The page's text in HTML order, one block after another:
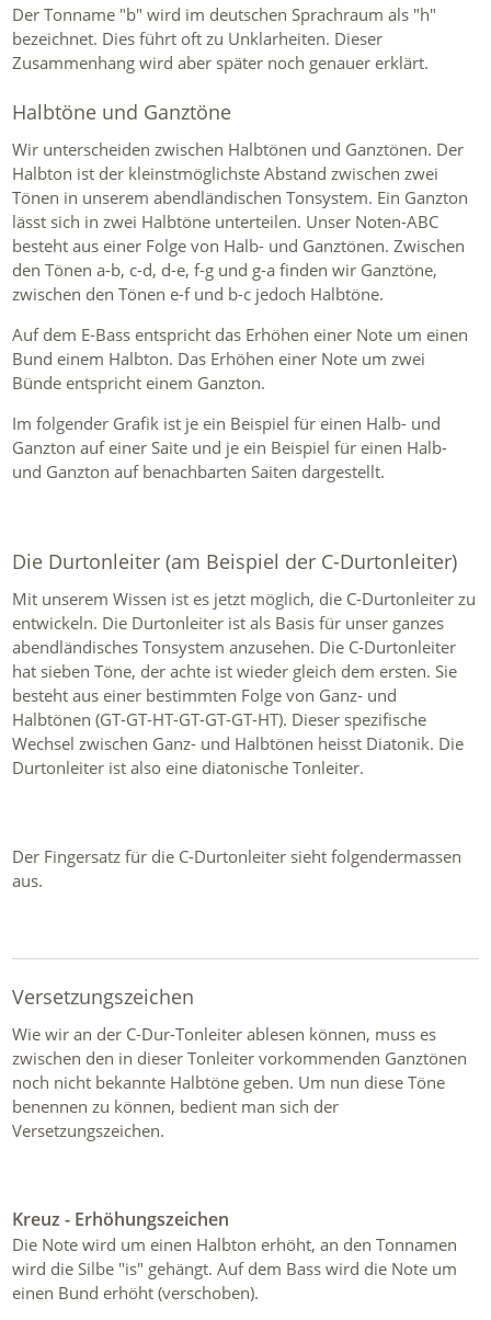
Der Tonname "b" wird im deutschen Sprachraum als "h"
bezeichnet. Dies führt oft zu Unklarheiten. Dieser
Zusammenhang wird aber später noch genauer erklärt.
Halbtöne und Ganztöne
Wir unterscheiden zwischen Halbtönen und Ganztönen. Der
Halbton ist der kleinstmöglichste Abstand zwischen zwei
Tönen in unserem abendländischen Tonsystem. Ein Ganzton
lässt sich in zwei Halbtöne unterteilen. Unser Noten-ABC
besteht aus einer Folge von Halb- und Ganztönen. Zwischen
den Tönen a-b, c-d, d-e, f-g und g-a finden wir Ganztöne,
zwischen den Tönen e-f und b-c jedoch Halbtöne.
Auf dem E-Bass entspricht das Erhöhen einer Note um einen
Bund einem Halbton. Das Erhöhen einer Note um zwei
Bünde entspricht einem Ganzton.
Im folgender Grafik ist je ein Beispiel für einen Halb- und
Ganzton auf einer Saite und je ein Beispiel für einen Halb-
und Ganzton auf benachbarten Saiten dargestellt.
Die Durtonleiter (am Beispiel der C-Durtonleiter)
Mit unserem Wissen ist es jetzt möglich, die C-Durtonleiter zu
entwickeln. Die Durtonleiter ist als Basis für unser ganzes
abendländisches Tonsystem anzusehen. Die C-Durtonleiter
hat sieben Töne, der achte ist wieder gleich dem ersten. Sie
besteht aus einer bestimmten Folge von Ganz- und
Halbtönen (GT-GT-HT-GT-GT-GT-HT). Dieser spezifische
Wechsel zwischen Ganz- und Halbtönen heisst Diatonik. Die
Durtonleiter ist also eine diatonische Tonleiter.
Der Fingersatz für die C-Durtonleiter sieht folgendermassen
aus.
Versetzungszeichen
Wie wir an der C-Dur-Tonleiter ablesen können, muss es
zwischen den in dieser Tonleiter vorkommenden Ganztönen
noch nicht bekannte Halbtöne geben. Um nun diese Töne
benennen zu können, bedient man sich der
Versetzungszeichen.
Kreuz - Erhöhungszeichen
Die Note wird um einen Halbton erhöht, an den Tonnamen
wird die Silbe "is" gehängt. Auf dem Bass wird die Note um
einen Bund erhöht (verschoben).